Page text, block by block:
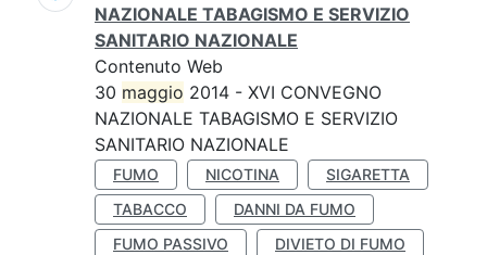
NAZIONALE TABAGISMO E SERVIZIO
SANITARIO NAZIONALE
Contenuto Web
30 maggio 2014 - XVI CONVEGNO
NAZIONALE TABAGISMO E SERVIZIO
SANITARIO NAZIONALE
FUMO NICOTINA
SIGARETTA
TABACCO
DANNI DA FUMO
FUMO PASSIVO
DIVIETO DI FUMO